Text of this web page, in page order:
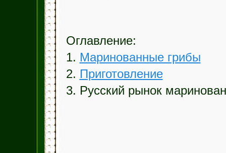
Оглавление:
1. Маринованные грибы
2. Приготовление
3. Русский рынок